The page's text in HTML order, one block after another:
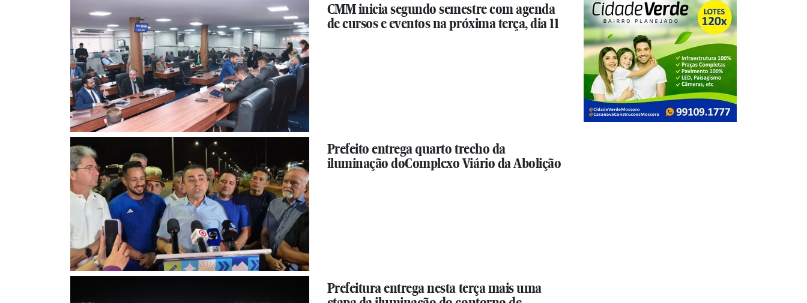
CMM inicia segundo semestre com agenda
de cursos e eventos na próxima terça, dia 11
Prefeito entrega quarto trecho da
iluminação doComplexo Viário da Abolição
Prefeitura entrega nesta terça mais uma